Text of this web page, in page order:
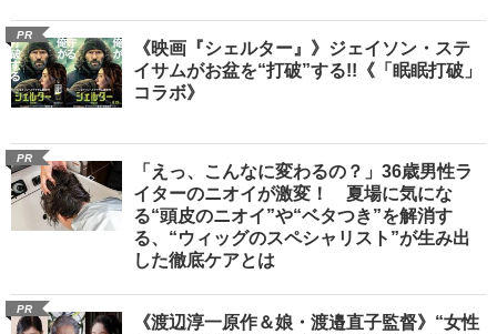
PR
《映画『シェルター』》ジェイソン・ステ
イサムがお盆を“打破”する!!《「眠眠打破」
コラボ》
PR
「えっ、こんなに変わるの？」36歳男性ラ
イターのニオイが激変！ 夏場に気にな
る“頭皮のニオイ”や“ベタつき”を解消す
る、“ウィッグのスペシャリスト”が生み出
した徹底ケアとは
PR
《渡辺淳一原作＆娘・渡邉直子監督》“女性